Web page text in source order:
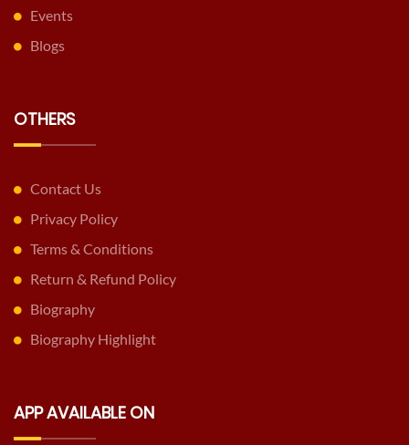
Events
Blogs
OTHERS
Contact Us
Privacy Policy
Terms & Conditions
Return & Refund Policy
Biography
Biography Highlight
APP AVAILABLE ON